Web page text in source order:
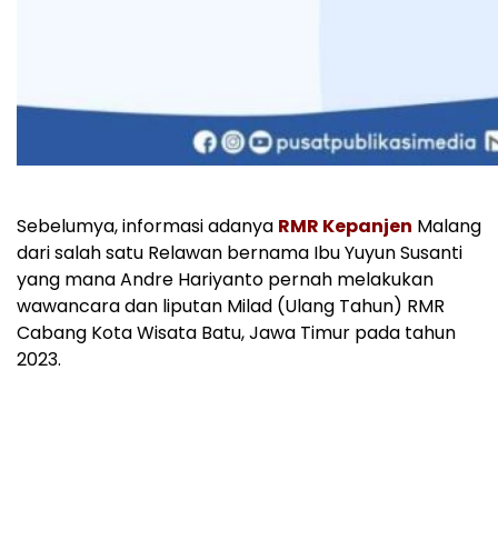
Sebelumya, informasi adanya RMR Kepanjen Malang
dari salah satu Relawan bernama Ibu Yuyun Susanti
yang mana Andre Hariyanto pernah melakukan
wawancara dan liputan Milad (Ulang Tahun) RMR
Cabang Kota Wisata Batu, Jawa Timur pada tahun
2023.